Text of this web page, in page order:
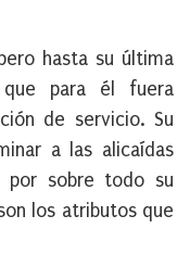
hasta su última
para él fuera
de servicio. Su
a las alicaídas
por sobre todo su
los atributos que